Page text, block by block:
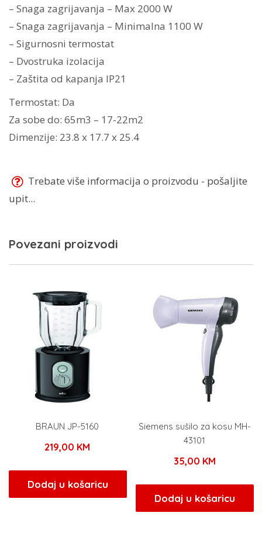
– Snaga zagrijavanja – Max 2000 W
– Snaga zagrijavanja – Minimalna 1100 W
– Sigurnosni termostat
– Dvostruka izolacija
– Zaštita od kapanja IP21
Termostat: Da
Za sobe do: 65m3 – 17-22m2
Dimenzije: 23.8 x 17.7 x 25.4
Trebate više informacija o proizvodu - pošaljite
upit...
Povezani proizvodi
BRAUN JP-5160
219,00 KM
Dodaj u košaricu
Siemens sušilo za kosu MH-
43101
35,00 KM
Dodaj u košaricu